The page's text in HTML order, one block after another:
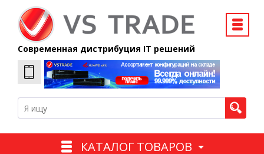
Современная дистрибуция IT решений
КАТАЛОГ ТОВАРОВ